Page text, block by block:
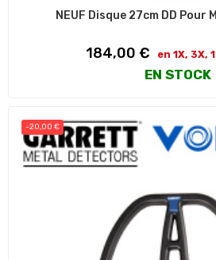
NEUF Disque 27cm DD Pour
Prix
184,00 € en 1X, 3X,
EN STOCK
-20,00 €